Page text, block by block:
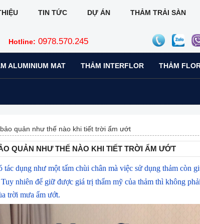
TIN TỨC DỰ ÁN THẢM TRẢI SÀN
Hotline: 0978.570.245
ALUMINIUM MAT THẢM INTERFLOR THẢM
quản như thế nào khi tiết trời ẩm ướt
QUẢN NHƯ THẾ NÀO KHI TIẾT TRỜI ẨM ƯỚT
tác dụng như một tấm chùi chân mà việc sử dụng thảm còn
nhiên để giữ được giá trị thẩm mỹ của thảm thì không
trời mưa ẩm ướt.